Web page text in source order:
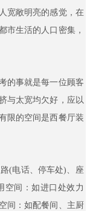
宽敞明亮的感觉，在
市生活的人口密集，
的事就是每一位顾客
与太宽均欠好，应以
限的空间是西餐厅装
(电话、停车处)、座
空间：如进口处效力
间：如配餐间、主厨